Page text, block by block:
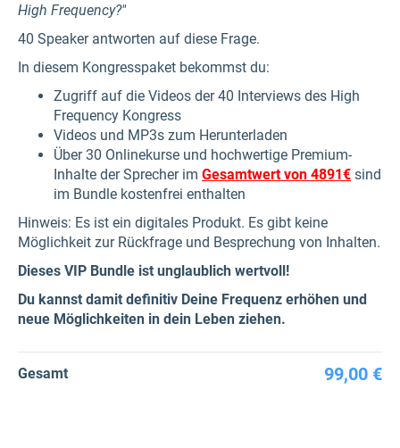
High Frequency?"
40 Speaker antworten auf diese Frage.
In diesem Kongresspaket bekommst du:
Zugriff auf die Videos der 40 Interviews des High
Frequency Kongress
Videos und MP3s zum Herunterladen
Über 30 Onlinekurse und hochwertige Premium-
Inhalte der Sprecher im Gesamtwert von 4891€ sind
im Bundle kostenfrei enthalten
Hinweis: Es ist ein digitales Produkt. Es gibt keine
Möglichkeit zur Rückfrage und Besprechung von Inhalten.
Dieses VIP Bundle ist unglaublich wertvoll!
Du kannst damit definitiv Deine Frequenz erhöhen und
neue Möglichkeiten in dein Leben ziehen.
Gesamt 99,00 €